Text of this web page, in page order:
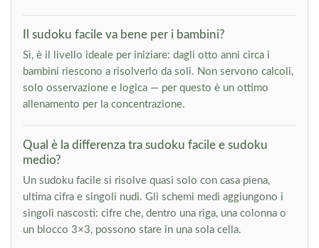
Il sudoku facile va bene per i bambini?
Sì, è il livello ideale per iniziare: dagli otto anni circa i
bambini riescono a risolverlo da soli. Non servono calcoli,
solo osservazione e logica — per questo è un ottimo
allenamento per la concentrazione.
Qual è la differenza tra sudoku facile e sudoku
medio?
Un sudoku facile si risolve quasi solo con casa piena,
ultima cifra e singoli nudi. Gli schemi medi aggiungono i
singoli nascosti: cifre che, dentro una riga, una colonna o
un blocco 3×3, possono stare in una sola cella.